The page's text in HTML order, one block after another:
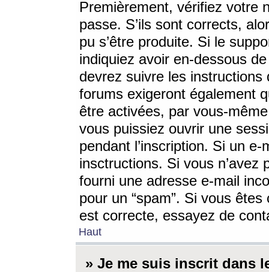
Premièrement, vérifiez votre
passe. S’ils sont corrects,
pu s’être produite. Si le
indiquiez avoir en-dessous
devrez suivre les
forums exigeront également
être activées, par vous-
vous puissiez ouvrir une
pendant l’inscription. Si un
insctructions. Si vous n’avez
fourni une adresse e-mail
pour un “spam”. Si vous
est correcte, essayez de
Haut
» Je me suis inscrit dans